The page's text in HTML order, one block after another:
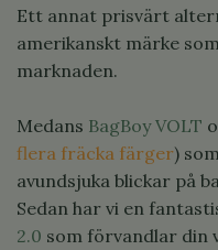
Ett annat prisvärt
amerikanskt märke
marknaden.
Medans BagBoy VOLT
flera fräcka färger)
avundsjuka blickar på
Sedan har vi en
2.0 som förvandlar din